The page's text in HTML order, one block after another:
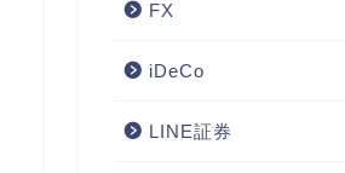
FX
iDeCo
LINE証券